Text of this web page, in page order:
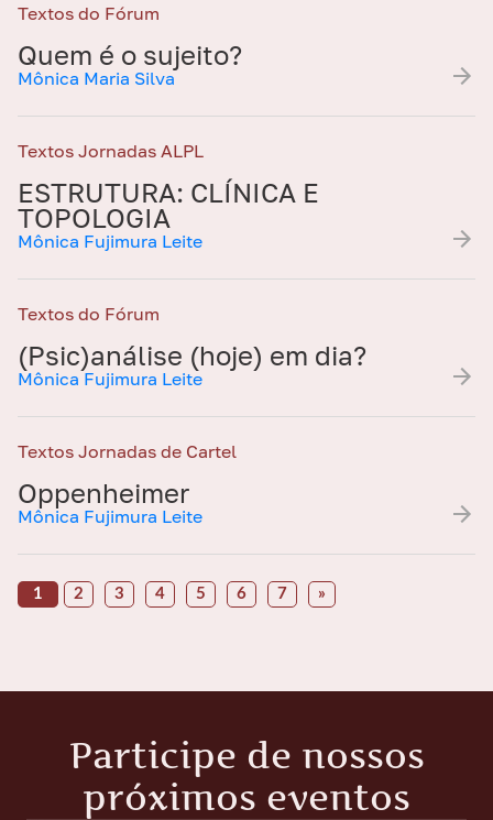
Textos do Fórum
Quem é o sujeito?
Mônica Maria Silva
Textos Jornadas ALPL
ESTRUTURA: CLÍNICA E
TOPOLOGIA
Mônica Fujimura Leite
Textos do Fórum
(Psic)análise (hoje) em dia?
Mônica Fujimura Leite
Textos Jornadas de Cartel
Oppenheimer
Mônica Fujimura Leite
1 2 3 4 5 6 7 »
Participe de nossos
próximos eventos